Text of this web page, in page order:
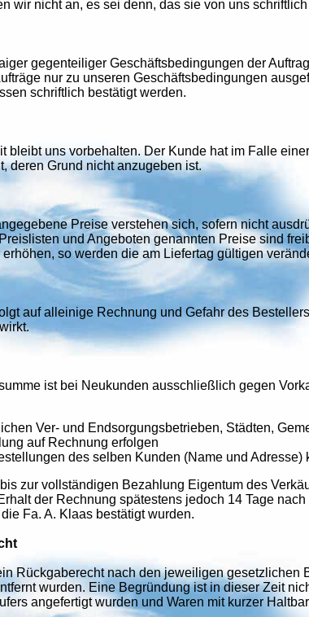
wir nicht an, es sei denn, das sie von uns
gegenteiliger Geschäftsbedingungen der
nur zu unseren Geschäftsbedingungen
schriftlich bestätigt werden.
bleibt uns vorbehalten. Der Kunde hat im Falle
deren Grund nicht anzugeben ist.
Preise verstehen sich, sofern nicht
und Angeboten genannten Preise sind
so werden die am Liefertag gültigen
auf alleinige Rechnung und Gefahr des
ist bei Neukunden ausschließlich gegen
Ver- und Endsorgungsbetrieben, Städten,
auf Rechnung erfolgen
des selben Kunden (Name und Adresse)
zur vollständigen Bezahlung Eigentum des
der Rechnung spätestens jedoch 14 Tage
Fa. A. Klaas bestätigt wurden.
Rückgaberecht nach den jeweiligen
wurden. Eine Begründung ist in dieser Zeit
angefertigt wurden und Waren mit kurzer